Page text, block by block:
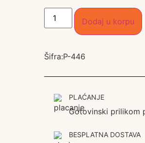
Dodaj u korpu
Šifra:P-446
PLAĆANJE
Gotovinski prilikom
BESPLATNA DOSTAVA